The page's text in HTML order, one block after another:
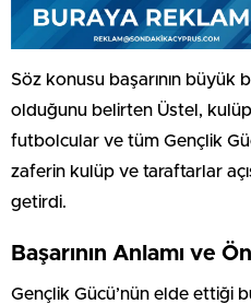
Söz konusu başarının büyük
olduğunu belirten Üstel,
futbolcular ve tüm Gençlik
zaferin kulüp ve taraftarlar
getirdi.
Başarının Anlamı ve
Gençlik Gücü’nün elde ettiği